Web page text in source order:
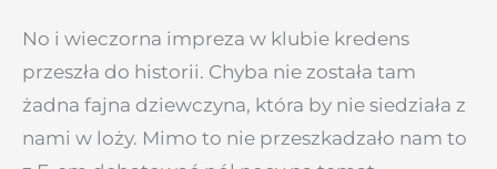
No i wieczorna impreza w klubie kredens
przeszła do historii. Chyba nie została tam
żadna fajna dziewczyna, która by nie siedziała z
nami w loży. Mimo to nie przeszkadzało nam to